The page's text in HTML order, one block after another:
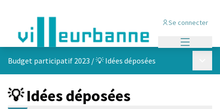
Se connecter
Budget participatif 2023 /💡 Idées déposées
💡 Idées déposées